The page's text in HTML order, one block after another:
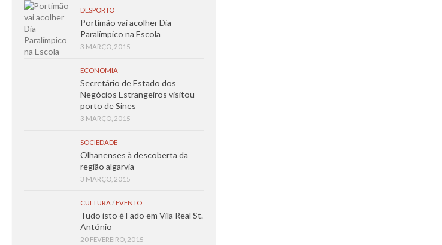
DESPORTO
Portimão vai acolher Dia
Paralímpico na Escola
3 MARÇO, 2015
ECONOMIA
Secretário de Estado dos
Negócios Estrangeiros visitou
porto de Sines
3 MARÇO, 2015
SOCIEDADE
Olhanenses à descoberta da
região algarvia
3 MARÇO, 2015
CULTURA/ EVENTO
Tudo isto é Fado em Vila Real St.
António
20 FEVEREIRO, 2015